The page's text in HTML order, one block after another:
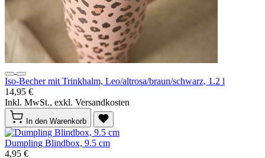
Iso-Becher mit Trinkhalm, Leo/altrosa/braun/schwarz, 1.2 l
14,95 €
Inkl. MwSt., exkl. Versandkosten
In den Warenkorb
Dumpling Blindbox, 9.5 cm
4,95 €